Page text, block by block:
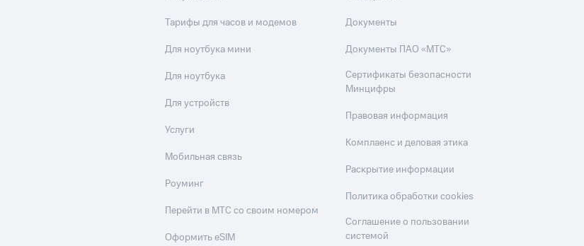
Тарифы для часов и модемов
Для ноутбука мини
Для ноутбука
Для устройств
Услуги
Мобильная связь
Роуминг
Перейти в МТС со своим номером
Оформить eSIM
Документы
Документы ПАО «МТС»
Сертификаты безопасности
Минцифры
Правовая информация
Комплаенс и деловая этика
Раскрытие информации
Политика обработки cookies
Соглашение о пользовании
системой